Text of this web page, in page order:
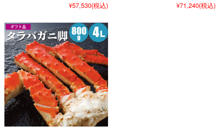
¥57,530(税込)
¥71,240(税込)